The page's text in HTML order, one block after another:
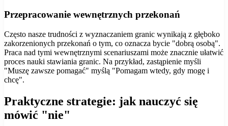
Przepracowanie wewnętrznych przekonań
Często nasze trudności z wyznaczaniem granic wynikają z głęboko
zakorzenionych przekonań o tym, co oznacza bycie "dobrą osobą".
Praca nad tymi wewnętrznymi scenariuszami może znacznie ułatwić
proces nauki stawiania granic. Na przykład, zastąpienie myśli
"Muszę zawsze pomagać" myślą "Pomagam wtedy, gdy mogę i
chcę".
Praktyczne strategie: jak nauczyć się
mówić "nie"